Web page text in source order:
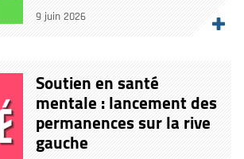
9 juin 2026
Soutien en santé
mentale : lancement des
permanences sur la rive
gauche